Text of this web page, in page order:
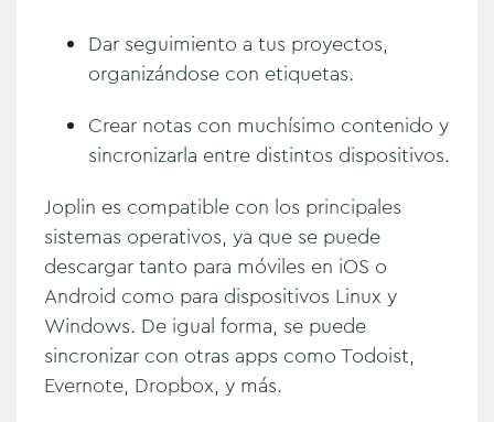
Dar seguimiento a tus proyectos,
organizándose con etiquetas.
Crear notas con muchísimo contenido y
sincronizarla entre distintos dispositivos.
Joplin es compatible con los principales
sistemas operativos, ya que se puede
descargar tanto para móviles en iOS o
Android como para dispositivos Linux y
Windows. De igual forma, se puede
sincronizar con otras apps como Todoist,
Evernote, Dropbox, y más.